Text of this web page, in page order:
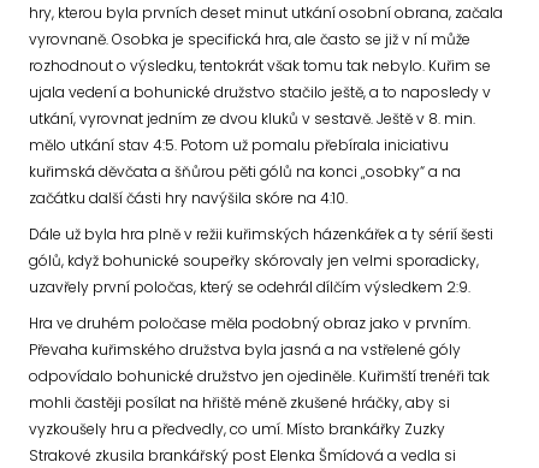
hry, kterou byla prvních deset minut utkání osobní obrana, začala
vyrovnaně. Osobka je specifická hra, ale často se již v ní může
rozhodnout o výsledku, tentokrát však tomu tak nebylo. Kuřim se
ujala vedení a bohunické družstvo stačilo ještě, a to naposledy v
utkání, vyrovnat jedním ze dvou kluků v sestavě. Ještě v 8. min.
mělo utkání stav 4:5. Potom už pomalu přebírala iniciativu
kuřimská děvčata a šňůrou pěti gólů na konci „osobky“ a na
začátku další části hry navýšila skóre na 4:10.
Dále už byla hra plně v režii kuřimských házenkářek a ty sérií šesti
gólů, když bohunické soupeřky skórovaly jen velmi sporadicky,
uzavřely první poločas, který se odehrál dílčím výsledkem 2:9.
Hra ve druhém poločase měla podobný obraz jako v prvním.
Převaha kuřimského družstva byla jasná a na vstřelené góly
odpovídalo bohunické družstvo jen ojediněle. Kuřimští trenéři tak
mohli častěji posílat na hřiště méně zkušené hráčky, aby si
vyzkoušely hru a předvedly, co umí. Místo brankářky Zuzky
Strakové zkusila brankářský post Elenka Šmídová a vedla si